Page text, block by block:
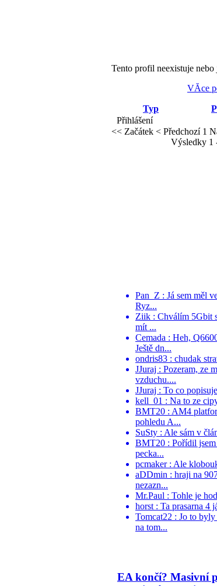
Tento profil neexistuje
VĂ­ce
Typ
Přihlášení
<< Začátek < Předchozí 1
Výsledky 1
Pan_Z : Já sem měl
Ryz...
Ziik : Chválím 5Gbit
mít ...
Cemada : Heh,
Ještě dn...
ondris83 : chudak
JJuraj : Pozeram, ze
vzduchu....
JJuraj : To co
kell_01 : Na to ze
BMT20 : AM4
pohledu A...
SuSty : Ale sám v
BMT20 : Pořídil jsem
pecka...
pcmaker : Ale
aDDmin : hraji na
nezazn...
Mr.Paul : Tohle je
horst : Ta prasarna 4
Tomcat22 : Jo to
na tom...
EA končí? Masivní